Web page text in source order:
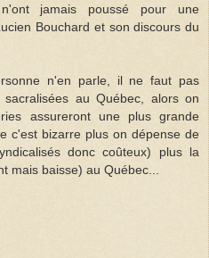
jamais poussé pour une
Bouchard et son discours du
n'en parle, il ne faut pas
au Québec, alors on
assureront une plus grande
c'est bizarre plus on dépense de
donc coûteux) plus la
mais baisse) au Québec...